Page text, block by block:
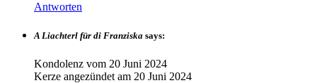
Antworten
A Liachterl für di Franziska says:
Kondolenz vom 20 Juni 2024
Kerze angezündet am 20 Juni 2024